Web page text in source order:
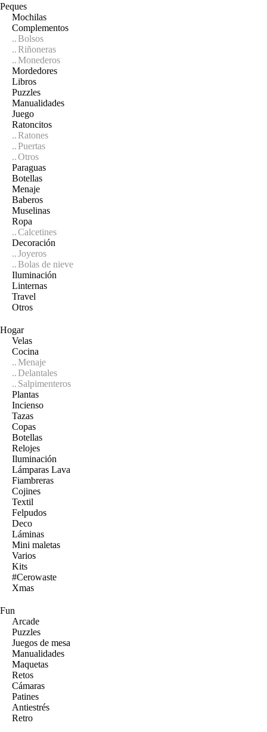
Peques
Mochilas
Complementos
Bolsos
Riñoneras
Monederos
Mordedores
Libros
Puzzles
Manualidades
Juego
Ratoncitos
Ratones
Puertas
Otros
Paraguas
Botellas
Menaje
Baberos
Muselinas
Ropa
Calcetines
Decoración
Joyeros
Bolas de nieve
Iluminación
Linternas
Travel
Otros
Hogar
Velas
Cocina
Menaje
Delantales
Salpimenteros
Plantas
Incienso
Tazas
Copas
Botellas
Relojes
Iluminación
Lámparas Lava
Fiambreras
Cojines
Textil
Felpudos
Deco
Láminas
Mini maletas
Varios
Kits
#Cerowaste
Xmas
Fun
Arcade
Puzzles
Juegos de mesa
Manualidades
Maquetas
Retos
Cámaras
Patines
Antiestrés
Retro